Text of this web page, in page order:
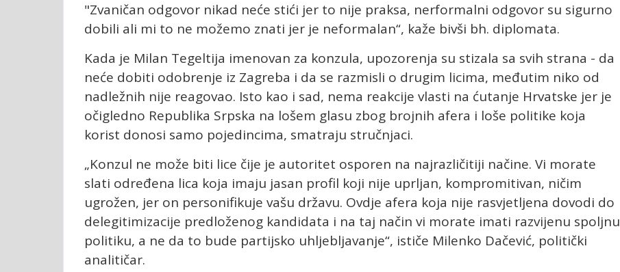
"Zvaničan odgovor nikad neće stići jer to nije praksa, nerformalni odgovor su sigurno
dobili ali mi to ne možemo znati jer je neformalan“, kaže bivši bh. diplomata.
Kada je Milan Tegeltija imenovan za konzula, upozorenja su stizala sa svih strana - da
neće dobiti odobrenje iz Zagreba i da se razmisli o drugim licima, međutim niko od
nadležnih nije reagovao. Isto kao i sad, nema reakcije vlasti na ćutanje Hrvatske jer je
očigledno Republika Srpska na lošem glasu zbog brojnih afera i loše politike koja
korist donosi samo pojedincima, smatraju stručnjaci.
„Konzul ne može biti lice čije je autoritet osporen na najrazličitiji načine. Vi morate
slati određena lica koja imaju jasan profil koji nije uprljan, kompromitivan, ničim
ugrožen, jer on personifikuje vašu državu. Ovdje afera koja nije rasvjetljena dovodi do
delegitimizacije predloženog kandidata i na taj način vi morate imati razvijenu spoljnu
politiku, a ne da to bude partijsko uhljebljavanje“, ističe Milenko Dačević, politički
analitičar.